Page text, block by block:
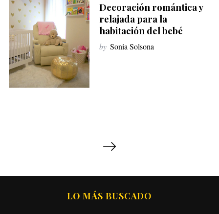
Decoración romántica y
relajada para la
habitación del bebé
by Sonia Solsona
i
LO MÁS BUSCADO